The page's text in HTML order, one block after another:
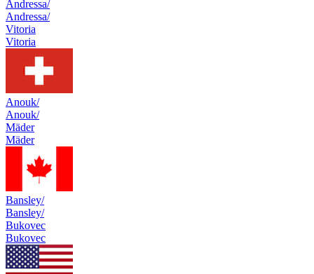
Andressa/
Andressa/
Vitoria
Vitoria
Anouk/
Anouk/
Mäder
Mäder
Bansley/
Bansley/
Bukovec
Bukovec